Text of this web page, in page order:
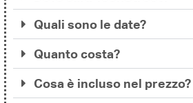
Quali sono le date?
Quanto costa?
Cosa è incluso nel prezzo?